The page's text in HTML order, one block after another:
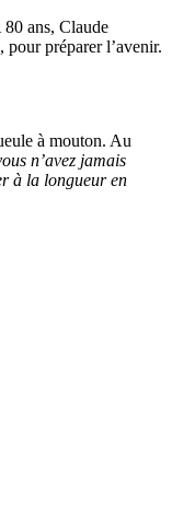
ans, Claude
préparer l’avenir.
à mouton. Au
n’avez jamais
à la longueur en